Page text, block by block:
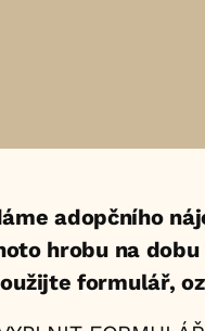
adopčního
hrobu na
formulář,